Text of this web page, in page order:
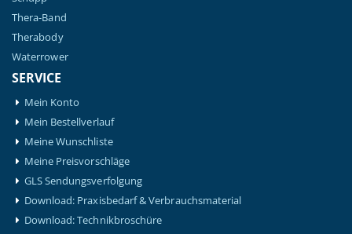
Thera-Band
Therabody
Waterrower
SERVICE
Mein Konto
Mein Bestellverlauf
Meine Wunschliste
Meine Preisvorschläge
GLS Sendungsverfolgung
Download: Praxisbedarf & Verbrauchsmaterial
Download: Technikbroschüre